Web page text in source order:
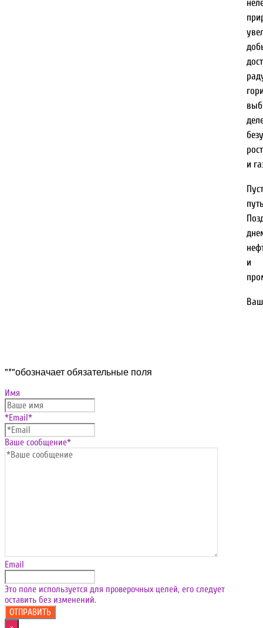
и
и
вверх
"*"обозначает обязательные поля
Имя
*Email*
Ваше сообщение*
Email
Это поле используется для проверочных целей, его следует
оставить без изменений.